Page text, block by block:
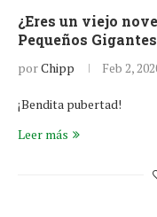
¿Eres un viejo
Pequeños
porChipp Feb 2,
¡Bendita pubertad!
Leer más